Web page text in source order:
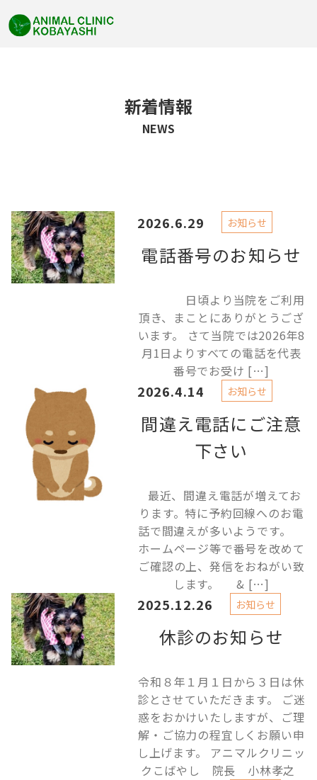
新着情報
NEWS
電話番号のお知らせ
2026.6.29 お知らせ
日頃より当院をご利用
頂き、まことにありがとうござ
います。 さて当院では2026年8
月1日よりすべての電話を代表
番号でお受け […]
間違え電話にご注意
下さい
2026.4.14 お知らせ
最近、間違え電話が増えてお
ります。特に予約回線へのお電
話で間違えが多いようです。
ホームページ等で番号を改めて
ご確認の上、発信をおねがい致
します。 & […]
休診のお知らせ
2025.12.26 お知らせ
令和８年１月１日から３日は休
診とさせていただきます。 ご迷
惑をおかけいたしますが、ご理
解・ご協力の程宜しくお願い申
し上げます。 アニマルクリニッ
クこばやし 院長 小林孝之